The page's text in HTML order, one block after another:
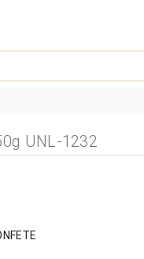
UNL-1232